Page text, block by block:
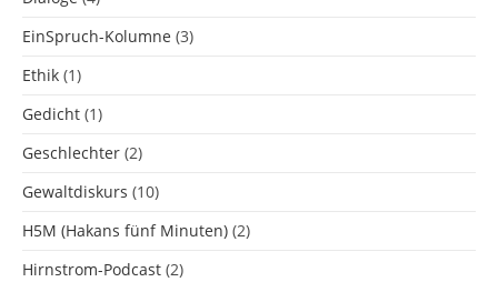
EinSpruch-Kolumne (3)
Ethik (1)
Gedicht (1)
Geschlechter (2)
Gewaltdiskurs (10)
H5M (Hakans fünf Minuten) (2)
Hirnstrom-Podcast (2)